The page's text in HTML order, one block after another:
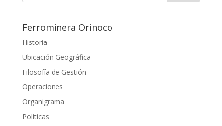
Ferrominera Orinoco
Historia
Ubicación Geográfica
Filosofía de Gestión
Operaciones
Organigrama
Políticas